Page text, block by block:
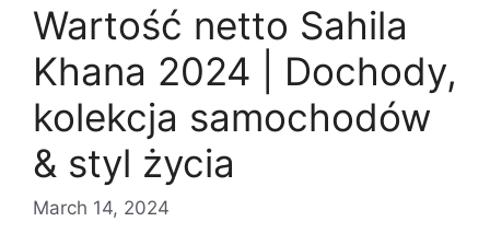
Wartość netto Sahila
Khana 2024 | Dochody,
kolekcja samochodów
& styl życia
March 14, 2024